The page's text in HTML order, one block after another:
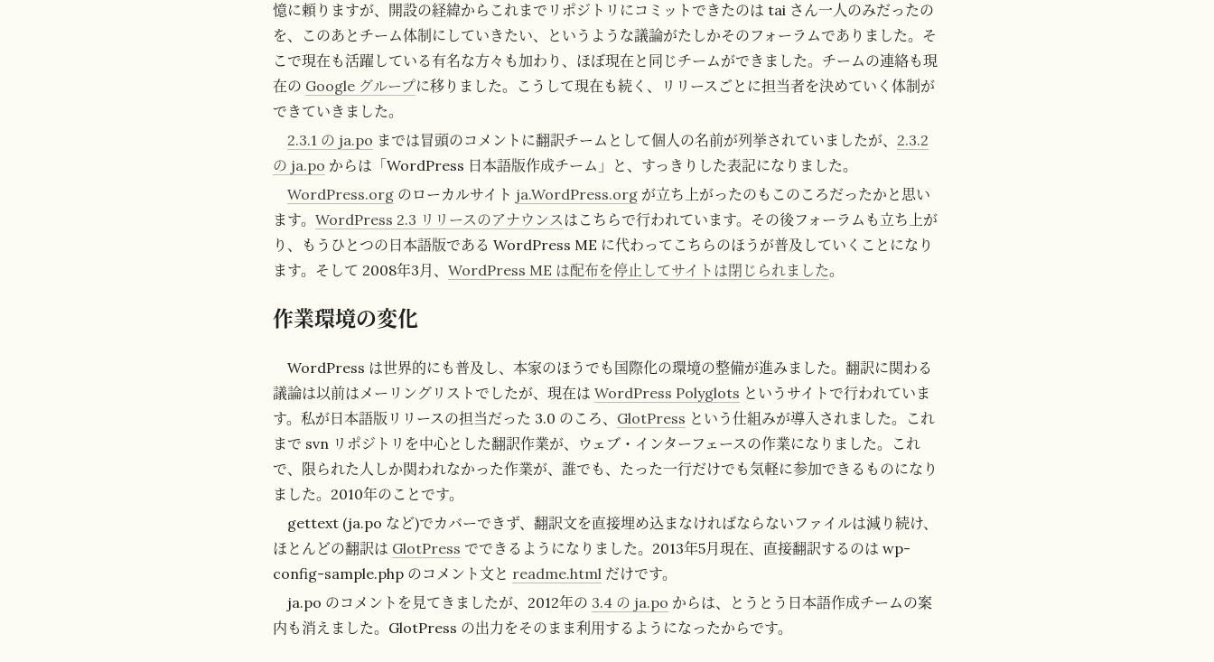
憶に頼りますが、開設の経緯からこれまでリポジトリにコミットできたのは tai さん一人のみだったの
を、このあとチーム体制にしていきたい、というような議論がたしかそのフォーラムでありました。そ
こで現在も活躍している有名な方々も加わり、ほぼ現在と同じチームができました。チームの連絡も現
在の Google グループに移りました。こうして現在も続く、リリースごとに担当者を決めていく体制が
できていきました。
2.3.1 の ja.po までは冒頭のコメントに翻訳チームとして個人の名前が列挙されていましたが、 2.3.2
の ja.po からは「WordPress 日本語版作成チーム」と、すっきりした表記になりました。
WordPress.org のローカルサイト ja.WordPress.org が立ち上がったのもこのころだったかと思い
ます。WordPress 2.3 リリースのアナウンスはこちらで行われています。その後フォーラムも立ち上が
り、もうひとつの日本語版である WordPress ME に代わってこちらのほうが普及していくことになり
ます。そして 2008年3月、WordPress ME は配布を停止してサイトは閉じられました。
作業環境の変化
WordPress は世界的にも普及し、本家のほうでも国際化の環境の整備が進みました。翻訳に関わる
議論は以前はメーリングリストでしたが、現在はWordPress Polyglots というサイトで行われていま
す。私が日本語版リリースの担当だった 3.0 のころ、 GlotPress という仕組みが導入されました。これ
まで svn リポジトリを中心とした翻訳作業が、ウェブ・インターフェースの作業になりました。これ
で、限られた人しか関われなかった作業が、誰でも、たった一行だけでも気軽に参加できるものになり
ました。2010年のことです。
gettext (ja.po など)でカバーできず、翻訳文を直接埋め込まなければならないファイルは減り続け、
ほとんどの翻訳は GlotPress でできるようになりました。2013年5月現在、直接翻訳するのは wp-
config-sample.php のコメント文と readme.html だけです。
ja.po のコメントを見てきましたが、2012年の 3.4 の ja.po からは、とうとう日本語作成チームの案
内も消えました。GlotPress の出力をそのまま利用するようになったからです。